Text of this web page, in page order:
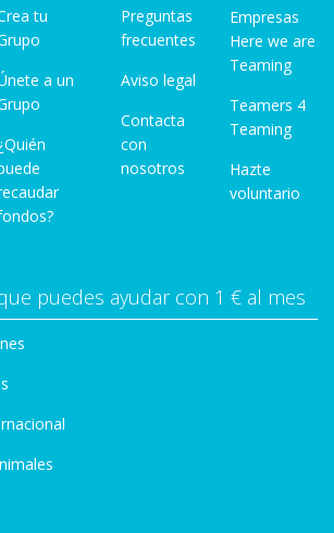
tu
a un
Preguntas
frecuentes
Aviso legal
Contacta
con
nosotros
Empresas
Here we are
Teaming
Teamers 4
Teaming
Hazte
voluntario
puedes ayudar con 1 € al mes